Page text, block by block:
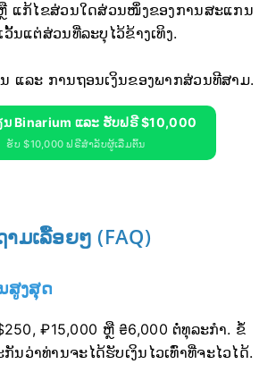
ແກ້ໄຂສ່ວນໃດສ່ວນໜຶ່ງຂອງການສະແກນ
ນແຕ່ສ່ວນທີ່ລະບຸໄວ້ຂ້າງເທິງ.
ແລະ ການຖອນເງິນຂອງພາກສ່ວນທີສາມ.
ນ Binarium ແລະ ຮັບຟຣີ $10,000
ຮັບ $10,000 ຟຣີສຳລັບຜູ້ເລີ່ມຕົ້ນ
ມເລື້ອຍໆ (FAQ)
ສູງສຸດ
₽15,000 ຫຼື ₴6,000 ຕໍ່ທຸລະກຳ. ຂໍ້
ນວ່າທ່ານຈະໄດ້ຮັບເງິນໄວເທົ່າທີ່ຈະໄວໄດ້.